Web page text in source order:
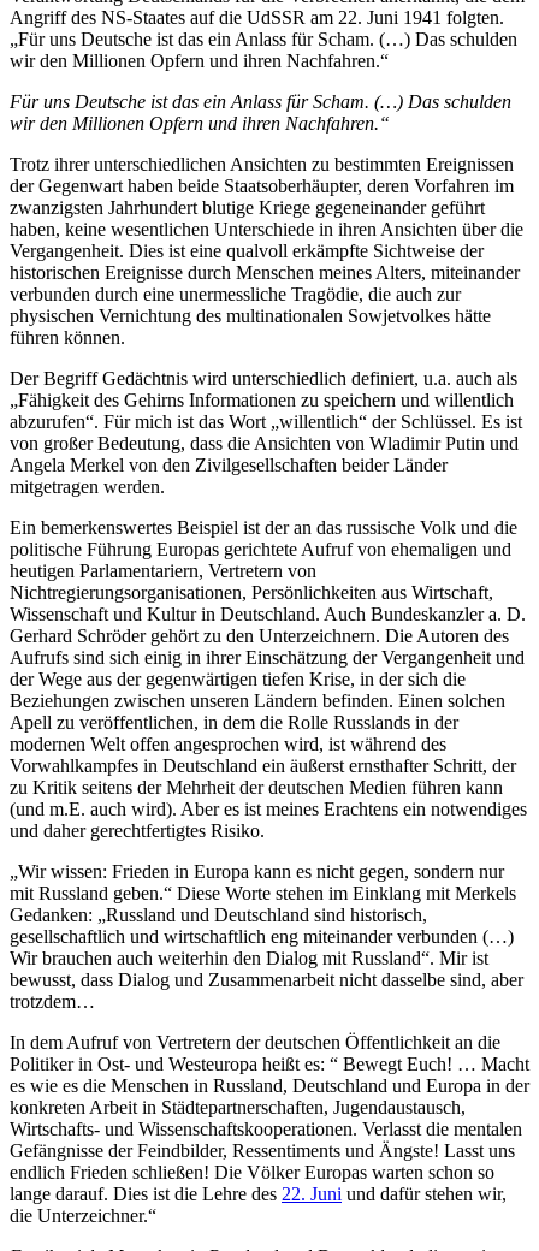
Angriff des NS-Staates auf die UdSSR am 22. Juni 1941 folgten.
„Für uns Deutsche ist das ein Anlass für Scham. (…) Das schulden
wir den Millionen Opfern und ihren Nachfahren.“
Für uns Deutsche ist das ein Anlass für Scham. (…) Das schulden
wir den Millionen Opfern und ihren Nachfahren.“
Trotz ihrer unterschiedlichen Ansichten zu bestimmten Ereignissen
der Gegenwart haben beide Staatsoberhäupter, deren Vorfahren im
zwanzigsten Jahrhundert blutige Kriege gegeneinander geführt
haben, keine wesentlichen Unterschiede in ihren Ansichten über die
Vergangenheit. Dies ist eine qualvoll erkämpfte Sichtweise der
historischen Ereignisse durch Menschen meines Alters, miteinander
verbunden durch eine unermessliche Tragödie, die auch zur
physischen Vernichtung des multinationalen Sowjetvolkes hätte
führen können.
Der Begriff Gedächtnis wird unterschiedlich definiert, u.a. auch als
„Fähigkeit des Gehirns Informationen zu speichern und willentlich
abzurufen“. Für mich ist das Wort „willentlich“ der Schlüssel. Es ist
von großer Bedeutung, dass die Ansichten von Wladimir Putin und
Angela Merkel von den Zivilgesellschaften beider Länder
mitgetragen werden.
Ein bemerkenswertes Beispiel ist der an das russische Volk und die
politische Führung Europas gerichtete Aufruf von ehemaligen und
heutigen Parlamentariern, Vertretern von
Nichtregierungsorganisationen, Persönlichkeiten aus Wirtschaft,
Wissenschaft und Kultur in Deutschland. Auch Bundeskanzler a. D.
Gerhard Schröder gehört zu den Unterzeichnern. Die Autoren des
Aufrufs sind sich einig in ihrer Einschätzung der Vergangenheit und
der Wege aus der gegenwärtigen tiefen Krise, in der sich die
Beziehungen zwischen unseren Ländern befinden. Einen solchen
Apell zu veröffentlichen, in dem die Rolle Russlands in der
modernen Welt offen angesprochen wird, ist während des
Vorwahlkampfes in Deutschland ein äußerst ernsthafter Schritt, der
zu Kritik seitens der Mehrheit der deutschen Medien führen kann
(und m.E. auch wird). Aber es ist meines Erachtens ein notwendiges
und daher gerechtfertigtes Risiko.
„Wir wissen: Frieden in Europa kann es nicht gegen, sondern nur
mit Russland geben.“ Diese Worte stehen im Einklang mit Merkels
Gedanken: „Russland und Deutschland sind historisch,
gesellschaftlich und wirtschaftlich eng miteinander verbunden (…)
Wir brauchen auch weiterhin den Dialog mit Russland“. Mir ist
bewusst, dass Dialog und Zusammenarbeit nicht dasselbe sind, aber
trotzdem…
In dem Aufruf von Vertretern der deutschen Öffentlichkeit an die
Politiker in Ost- und Westeuropa heißt es: “ Bewegt Euch! … Macht
es wie es die Menschen in Russland, Deutschland und Europa in der
konkreten Arbeit in Städtepartnerschaften, Jugendaustausch,
Wirtschafts- und Wissenschaftskooperationen. Verlasst die mentalen
Gefängnisse der Feindbilder, Ressentiments und Ängste! Lasst uns
endlich Frieden schließen! Die Völker Europas warten schon so
lange darauf. Dies ist die Lehre des 22. Juni und dafür stehen wir,
die Unterzeichner.“